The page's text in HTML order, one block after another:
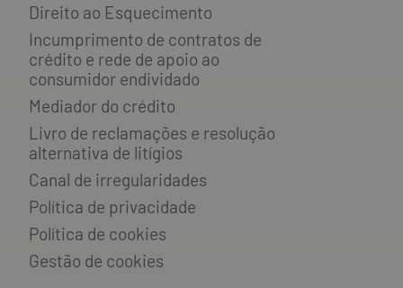
Direito ao Esquecimento
Incumprimento de contratos de
crédito e rede de apoio ao
consumidor endividado
Mediador do crédito
Livro de reclamações e resolução
alternativa de litígios
Canal de irregularidades
Política de privacidade
Política de cookies
Gestão de cookies